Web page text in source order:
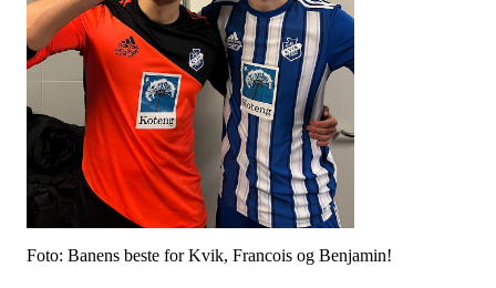
Foto: Banens beste for Kvik, Francois og Benjamin!